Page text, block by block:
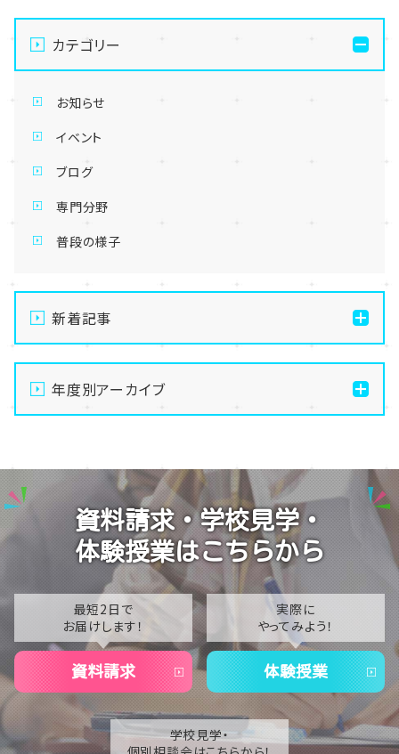
カテゴリー
お知らせ
イベント
ブログ
専門分野
普段の様子
新着記事
【秋葉原】本気で、おもいっきり
【秋葉原】卒業式
【秋葉原】学校の目の前は公園です✿
【秋葉原】Unity体験授業行いました★
年度別アーカイブ
2025
2024
2023
2021
2020
資料請求・学校見学・
体験授業はこちらから
最短2日で
お届けします！
資料請求
実際に
やってみよう！
体験授業
学校見学・